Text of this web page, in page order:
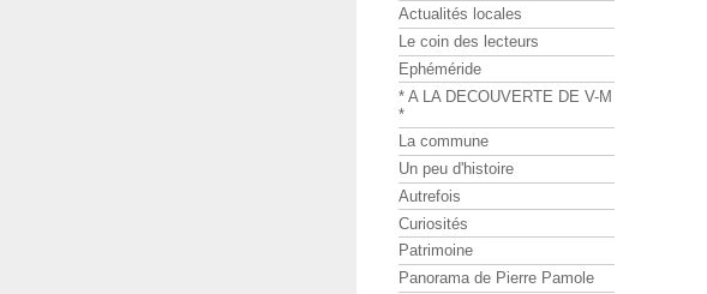
Actualités locales
Le coin des lecteurs
Ephéméride
* A LA DECOUVERTE DE V-M
*
La commune
Un peu d'histoire
Autrefois
Curiosités
Patrimoine
Panorama de Pierre Pamole